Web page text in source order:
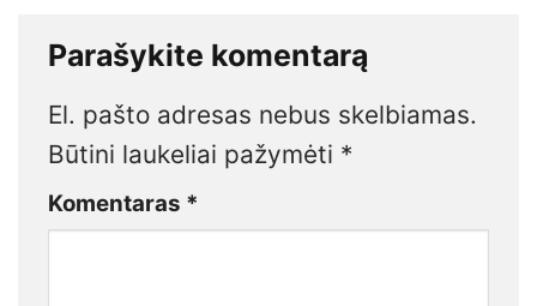
Parašykite komentarą
El. pašto adresas nebus skelbiamas.
Būtini laukeliai pažymėti *
Komentaras *